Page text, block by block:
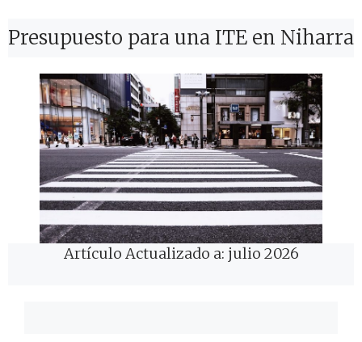
Presupuesto para una ITE en Niharra
Artículo Actualizado a: julio 2026